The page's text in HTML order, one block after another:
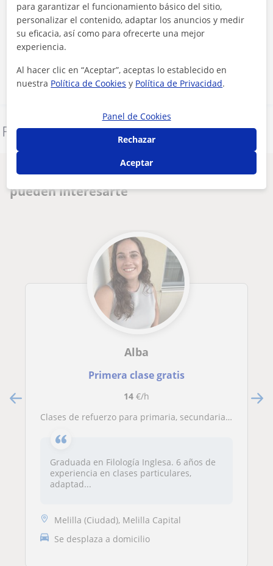
Al hacer clic, aceptas nuestroaviso legaly deprivacidad
Denunciar este perfil
Otros profesores en Melilla (Ciudad) que
pueden interesarte
Alba
Primera clase gratis
14€/h
Clases de refuerzo para primaria, secundaria, y/o bachillerato
Graduada en Filología Inglesa. 6 años de
experiencia en clases particulares,
adaptad...
Melilla (Ciudad), Melilla Capital
Se desplaza a domicilio
para garantizar el funcionamiento básico del sitio,
personalizar el contenido, adaptar los anuncios y medir
su eficacia, así como para ofrecerte una mejor
experiencia.
Al hacer clic en “Aceptar”, aceptas lo establecido en
nuestra Política de Cookies y Política de Privacidad.
Panel de Cookies
Rechazar
Aceptar